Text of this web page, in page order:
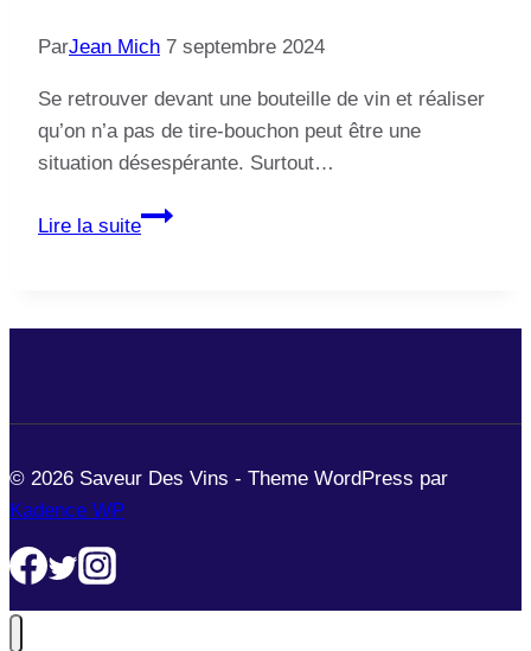
ParJean Mich 7 septembre 2024
Se retrouver devant une bouteille de vin et réaliser
qu’on n’a pas de tire-bouchon peut être une
situation désespérante. Surtout…
Lire la suite
Comment
bouchon:
© 2026 Saveur Des Vins - Theme WordPress par
Kadence WP